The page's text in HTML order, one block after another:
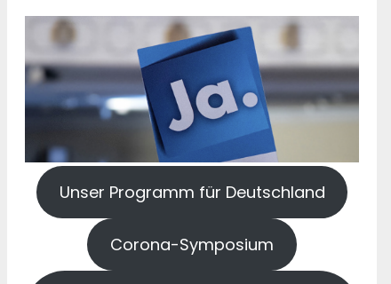
Unser Programm für Deutschland
Corona-Symposium